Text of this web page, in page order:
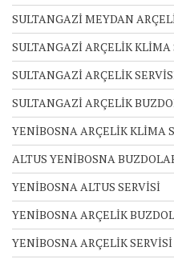
SULTANGAZİ MEYDAN
SULTANGAZİ ARÇELİK KLİMA
SULTANGAZİ ARÇELİK
SULTANGAZİ ARÇELİK
YENİBOSNA ARÇELİK KLİMA
ALTUS YENİBOSNA
YENİBOSNA ALTUS SERVİSİ
YENİBOSNA ARÇELİK
YENİBOSNA ARÇELİK SERVİSİ